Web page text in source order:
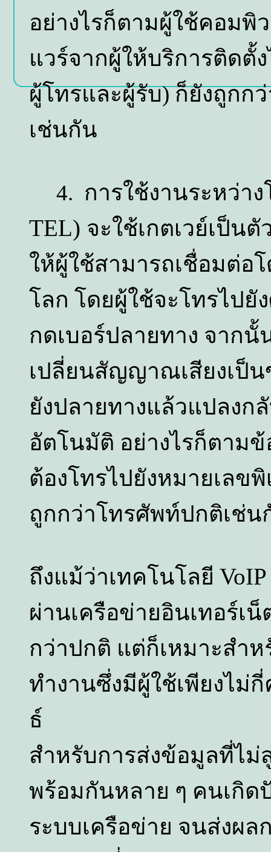
อย่างไรก็ตามผู้ใช้คอมพิ
แวร์จากผู้ให้บริการติดตั้
ผู้โทรและผู้รับ) ก็ยังถูกก
เช่นกัน
4. การใช้งานระหว่า
TEL) จะใช้เกตเวย์เป็น
ให้ผู้ใช้สามารถเชื่อมต่อ
โลก โดยผู้ใช้จะโทรไปยั
กดเบอร์ปลายทาง จาก
เปลี่ยนสัญญาณเสียงเป็
ยังปลายทางแล้วแปลง
อัตโนมัติ อย่างไรก็ตาม
ต้องโทรไปยังหมายเลข
ถูกกว่าโทรศัพท์ปกติเช่น
ถึงแม้ว่าเทคโนโลยี
ผ่านเครือข่ายอินเทอร์เ
กว่าปกติ แต่ก็เหมาะสำ
ทำงานซึ่งมีผู้ใช้เพียงไม่
ธ์
สำหรับการส่งข้อมูลที่ไม่
พร้อมกันหลาย ๆ คนเกิ
ระบบเครือข่าย จนส่งผ